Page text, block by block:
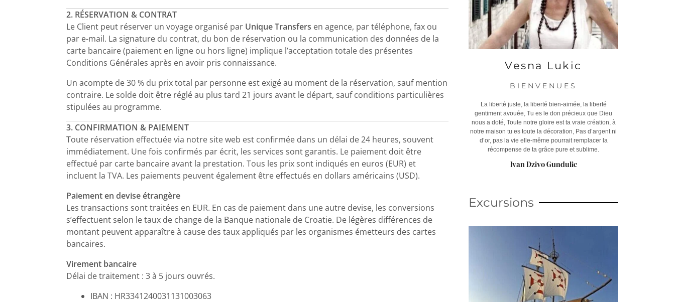
2. RÉSERVATION & CONTRAT
Le Client peut réserver un voyage organisé par Unique Transfers en agence, par téléphone, fax ou
par e-mail. La signature du contrat, du bon de réservation ou la communication des données de la
carte bancaire (paiement en ligne ou hors ligne) implique l’acceptation totale des présentes
Conditions Générales après en avoir pris connaissance.
Un acompte de 30 % du prix total par personne est exigé au moment de la réservation, sauf mention
contraire. Le solde doit être réglé au plus tard 21 jours avant le départ, sauf conditions particulières
stipulées au programme.
3. CONFIRMATION & PAIEMENT
Toute réservation effectuée via notre site web est confirmée dans un délai de 24 heures, souvent
immédiatement. Une fois confirmés par écrit, les services sont garantis. Le paiement doit être
effectué par carte bancaire avant la prestation. Tous les prix sont indiqués en euros (EUR) et
incluent la TVA. Les paiements peuvent également être effectués en dollars américains (USD).
Paiement en devise étrangère
Les transactions sont traitées en EUR. En cas de paiement dans une autre devise, les conversions
s’effectuent selon le taux de change de la Banque nationale de Croatie. De légères différences de
montant peuvent apparaître à cause des taux appliqués par les organismes émetteurs des cartes
bancaires.
Virement bancaire
Délai de traitement : 3 à 5 jours ouvrés.
IBAN : HR3341240031131003063
Vesna Lukic
BIENVENUES
La liberté juste, la liberté bien-aimée, la liberté
gentiment avouée, Tu es le don précieux que Dieu
nous a doté, Toute notre gloire est ta vraie création, à
notre maison tu es toute la décoration, Pas d’argent ni
d’or, pas la vie elle-même pourrait remplacer la
récompense de ta grâce pure et sublime.
Ivan Dzivo Gundulic
Excursions